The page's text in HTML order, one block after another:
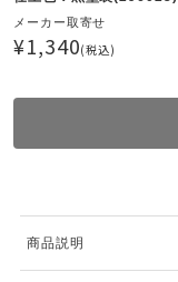
メーカー取寄せ
¥1,340(税込)
商品説明